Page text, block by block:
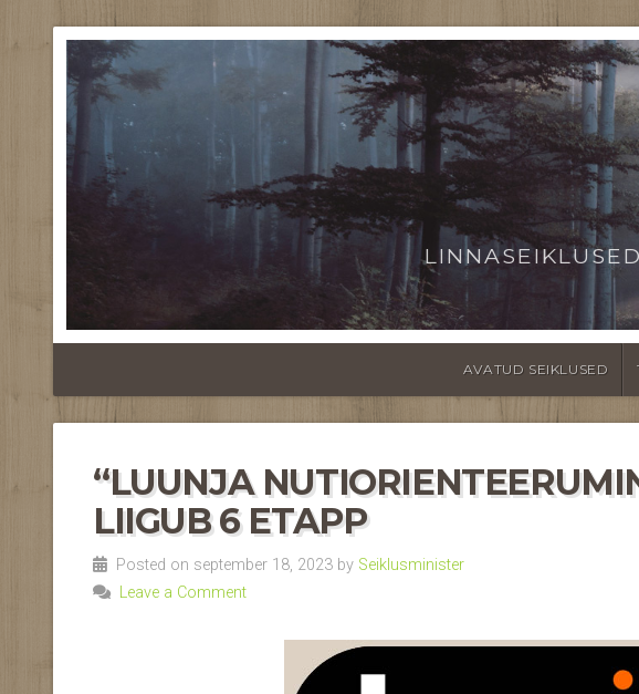
AVATUD SEIKLUSED
“LUUNJA
LIIGUB 6 ETAPP
Posted on september 18, 2023 by Seiklusminister
Leave a Comment